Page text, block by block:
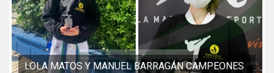
LOLA MATOS Y MANUEL BARRAGÁN CAMPEONES